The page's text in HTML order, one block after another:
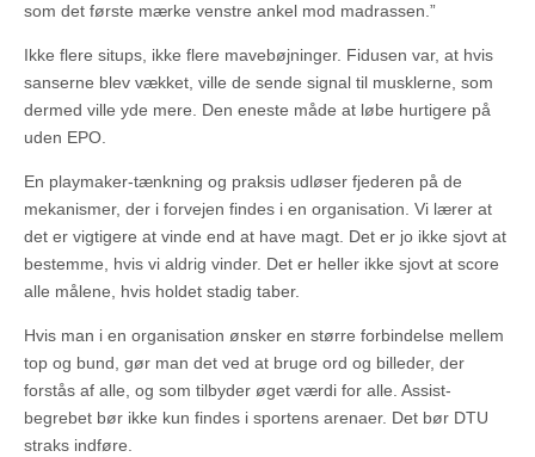
som det første mærke venstre ankel mod madrassen.”
Ikke flere situps, ikke flere mavebøjninger. Fidusen var, at hvis
sanserne blev vækket, ville de sende signal til musklerne, som
dermed ville yde mere. Den eneste måde at løbe hurtigere på
uden EPO.
En playmaker-tænkning og praksis udløser fjederen på de
mekanismer, der i forvejen findes i en organisation. Vi lærer at
det er vigtigere at vinde end at have magt. Det er jo ikke sjovt at
bestemme, hvis vi aldrig vinder. Det er heller ikke sjovt at score
alle målene, hvis holdet stadig taber.
Hvis man i en organisation ønsker en større forbindelse mellem
top og bund, gør man det ved at bruge ord og billeder, der
forstås af alle, og som tilbyder øget værdi for alle. Assist-
begrebet bør ikke kun findes i sportens arenaer. Det bør DTU
straks indføre.